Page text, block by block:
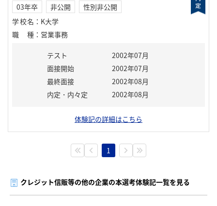
03年卒 非公開
性別非公開
学校名 ： K大学
職種 ： 営業事務
テスト
2002年07月
面接開始
2002年07月
最終面接
2002年08月
内定・内々定
2002年08月
体験記の詳細はこちら
1
クレジット信販等の他の企業の本選考体験記一覧を見る